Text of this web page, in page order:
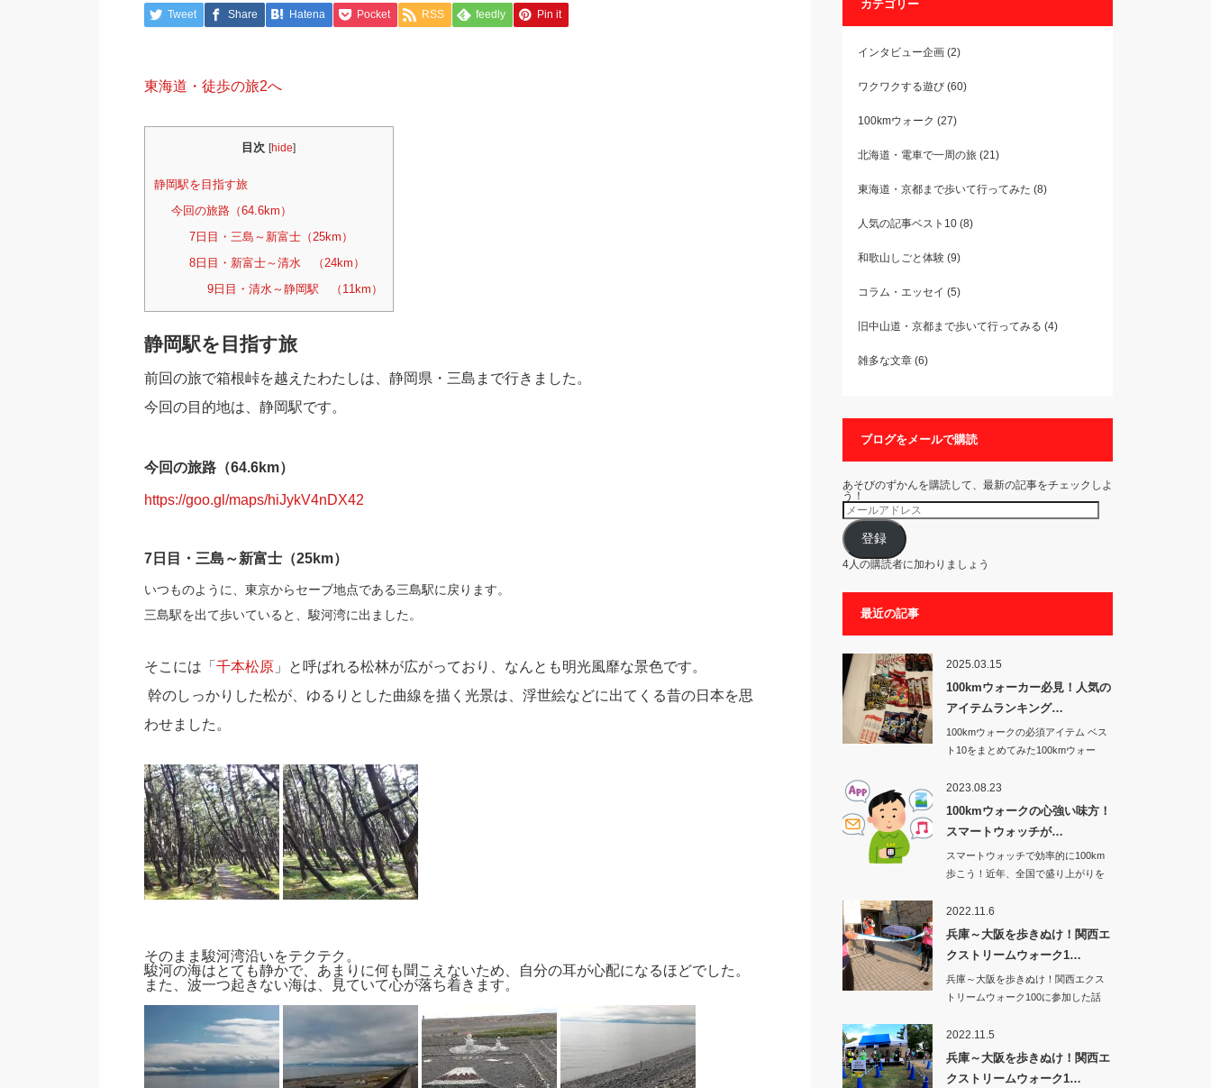
Tweet Share Hatena Pocket RSS feedly Pin it
東海道・徒歩の旅2へ
目次 [hide]
静岡駅を目指す旅
今回の旅路（64.6km）
7日目・三島～新富士（25km）
8日目・新富士～清水 （24km）
9日目・清水～静岡駅 （11km）
静岡駅を目指す旅
前回の旅で箱根峠を越えたわたしは、静岡県・三島まで行きました。
今回の目的地は、静岡駅です。
今回の旅路（64.6km）
https://goo.gl/maps/hiJykV4nDX42
7日目・三島～新富士（25km）
いつものように、東京からセーブ地点である三島駅に戻ります。
三島駅を出て歩いていると、駿河湾に出ました。
そこには「 千本松原」と呼ばれる松林が広がっており、なんとも明光風靡な景色です。
幹のしっかりした松が、ゆるりとした曲線を描く光景は、浮世絵などに出てくる昔の日本を思
わせました。
そのまま駿河湾沿いをテクテク。
駿河の海はとても静かで、あまりに何も聞こえないため、自分の耳が心配になるほどでした。
また、波一つ起きない海は、見ていて心が落ち着きます。
カテゴリー
インタビュー企画(2)
ワクワクする遊び(60)
100kmウォーク (27)
北海道・電車で一周の旅 (21)
東海道・京都まで歩いて行ってみた (8)
人気の記事ベスト10(8)
和歌山しごと体験(9)
コラム・エッセイ (5)
旧中山道・京都まで歩いて行ってみる (4)
雑多な文章(6)
ブログをメールで購読
あそびのずかんを購読して、最新の記事をチェックしよ
う！
メ
ー
ル
ア
ド
レ
ス
登録
4人の購読者に加わりましょう
最近の記事
2025.03.15
100kmウォーカー必見！人気の
アイテムランキング…
100kmウォークの必須アイテム ベス
ト10をまとめてみた100kmウォー
2023.08.23
100kmウォークの心強い味方！
スマートウォッチが…
スマートウォッチで効率的に100km
歩こう！近年、全国で盛り上がりを
2022.11.6
兵庫～大阪を歩きぬけ！関西エ
クストリームウォーク1…
兵庫～大阪を歩きぬけ！関西エクス
トリームウォーク100に参加した話
2022.11.5
兵庫～大阪を歩きぬけ！関西エ
クストリームウォーク1…